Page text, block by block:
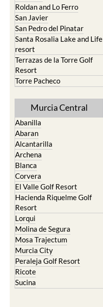
Roldan and Lo Ferro
San Javier
San Pedro del Pinatar
Santa Rosalia Lake and Life
resort
Terrazas de la Torre Golf
Resort
Torre Pacheco
Murcia Central
Abanilla
Abaran
Alcantarilla
Archena
Blanca
Corvera
El Valle Golf Resort
Hacienda Riquelme Golf
Resort
Lorqui
Molina de Segura
Mosa Trajectum
Murcia City
Peraleja Golf Resort
Ricote
Sucina